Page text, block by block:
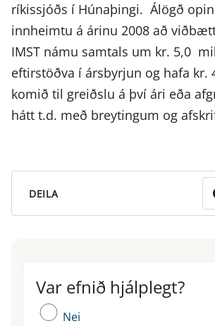
ríkissjóðs í Húnaþingi. Álögð
innheimtu á árinu 2008 að
IMST námu samtals um kr. 5,0
eftirstöðva í ársbyrjun og hafa kr.
komið til greiðslu á því ári eða
hátt t.d. með breytingum og
DEILA
Var efnið hjálplegt?
Var efnið hjálplegt?
Nei